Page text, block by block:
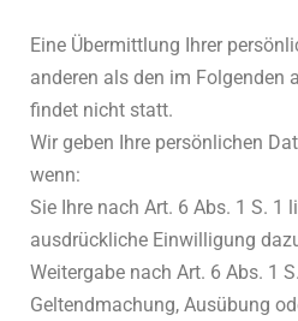
Eine Übermittlung Ihrer
anderen als den im Folgenden
findet nicht statt.
Wir geben Ihre persönlichen
wenn:
Sie Ihre nach Art. 6 Abs. 1 S. 1
ausdrückliche Einwilligung
Weitergabe nach Art. 6 Abs. 1
Geltendmachung, Ausübung